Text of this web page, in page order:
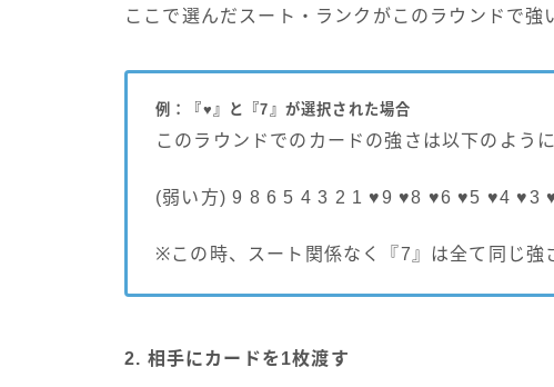
ここで選んだスート・ランクがこのラウンドで強
例：『♥』と『7』が選択された場合
このラウンドでのカードの強さは以下のように
(弱い方) 9 8 6 5 4 3 2 1 ♥9 ♥8 ♥6 ♥5 ♥4 ♥3
※この時、スート関係なく『7』は全て同じ強
2. 相手にカードを1枚渡す